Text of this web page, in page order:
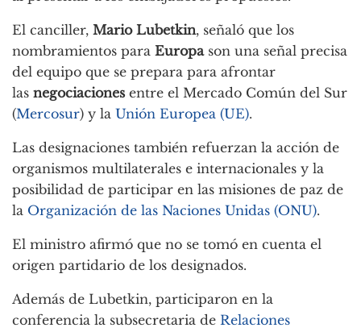
El canciller, Mario Lubetkin, señaló que los
nombramientos para Europason una señal precisa
del equipo que se prepara para afrontar
las negociaciones entre el Mercado Común del Sur
(Mercosur) y la Unión Europea (UE).
Las designaciones también refuerzan la acción de
organismos multilaterales e internacionales y la
posibilidad de participar en las misiones de paz de
la Organización de las Naciones Unidas (ONU).
El ministro afirmó que no se tomó en cuenta el
origen partidario de los designados.
Además de Lubetkin, participaron en la
conferencia la subsecretaria de Relaciones